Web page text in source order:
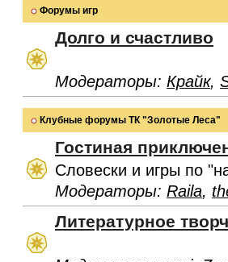
Форумы игр
Долго и счастливо
Модераторы: Крайк,
Клубные форумы ТК "Золотые Леса"
Гостиная
Словески и игры по
Модераторы: Raila,
Литературное